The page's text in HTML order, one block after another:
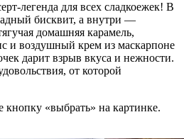
легенда для всех сладкоежек! В
бисквит, а внутри —
домашняя карамель,
и воздушный крем из маскарпоне
дарит взрыв вкуса и нежности.
от которой
«выбрать» на картинке.